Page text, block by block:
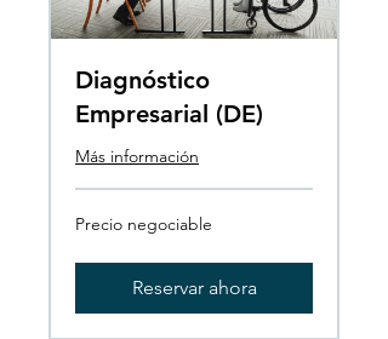
Diagnóstico
Empresarial (DE)
Más información
Precio
negociable
Precio negociable
Reservar ahora